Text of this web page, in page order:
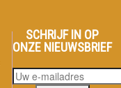
SCHRIJF IN OP
ONZE NIEUWSBRIEF